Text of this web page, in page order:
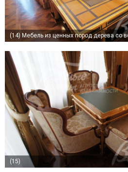
(14) Мебель из ценных пород дерева со
(15)